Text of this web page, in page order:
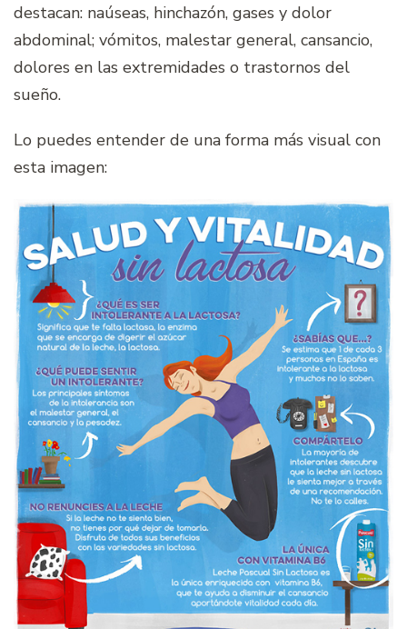
destacan: naúseas, hinchazón, gases y dolor
abdominal; vómitos, malestar general, cansancio,
dolores en las extremidades o trastornos del
sueño.
Lo puedes entender de una forma más visual con
esta imagen: